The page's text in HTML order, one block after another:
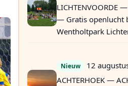
LICHTENVOORDE
— Gratis openlucht
Wentholtpark
Nieuw
12
ACHTERHOEK —